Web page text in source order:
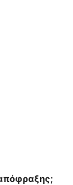
απόφραξης;